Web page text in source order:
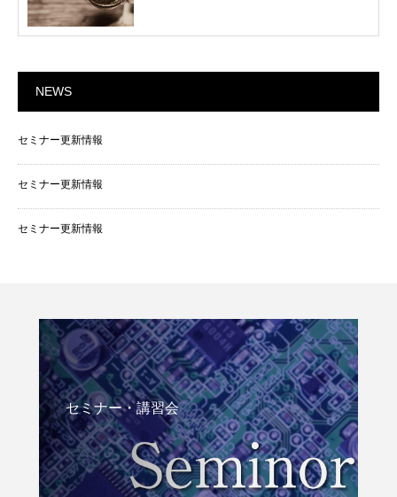
NEWS
セミナー更新情報
セミナー更新情報
セミナー更新情報
セミナー・講習会